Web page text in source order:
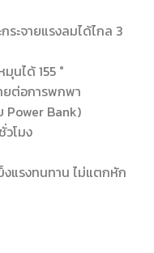
ะจายแรงลมได้ไกล 3
นได้ 155 °
ยต่อการพกพา
Power Bank)
วโมง
แรงทนทาน ไม่แตกหัก